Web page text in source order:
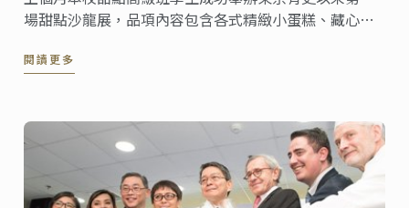
場甜點沙龍展，品項內容包含各式精緻小蛋糕、藏心巧
由學生設計、籌辦。來賓可依據其個人喜好自由選擇試
閱讀更多